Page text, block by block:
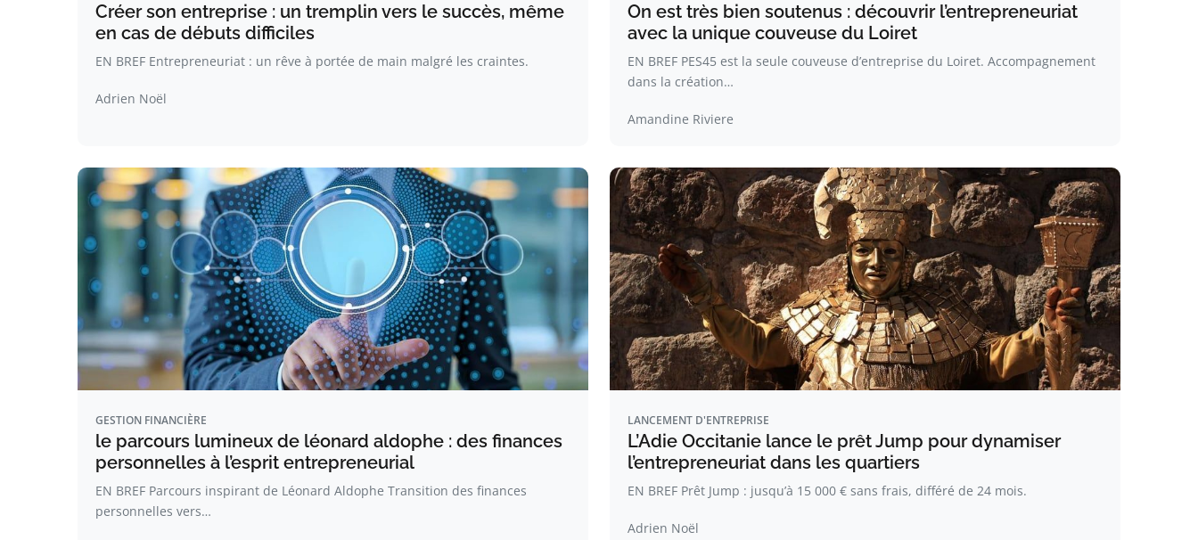
Créer son entreprise : un tremplin vers le succès, même
en cas de débuts difficiles
EN BREF Entrepreneuriat : un rêve à portée de main malgré les craintes.
Adrien Noël
On est très bien soutenus : découvrir l’entrepreneuriat
avec la unique couveuse du Loiret
EN BREF PES45 est la seule couveuse d’entreprise du Loiret. Accompagnement
dans la création…
Amandine Riviere
GESTION FINANCIÈRE
le parcours lumineux de léonard aldophe : des finances
personnelles à l’esprit entrepreneurial
EN BREF Parcours inspirant de Léonard Aldophe Transition des finances
personnelles vers…
LANCEMENT D'ENTREPRISE
L’Adie Occitanie lance le prêt Jump pour dynamiser
l’entrepreneuriat dans les quartiers
EN BREF Prêt Jump : jusqu’à 15 000 € sans frais, différé de 24 mois.
Adrien Noël